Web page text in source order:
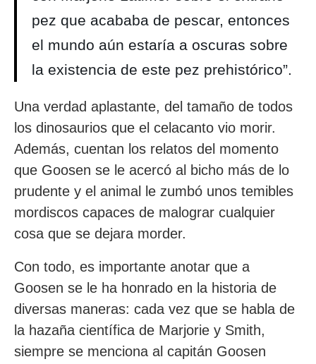
pez que acababa de pescar, entonces
el mundo aún estaría a oscuras sobre
la existencia de este pez prehistórico”.
Una verdad aplastante, del tamaño de todos
los dinosaurios que el celacanto vio morir.
Además, cuentan los relatos del momento
que Goosen se le acercó al bicho más de lo
prudente y el animal le zumbó unos temibles
mordiscos capaces de malograr cualquier
cosa que se dejara morder.
Con todo, es importante anotar que a
Goosen se le ha honrado en la historia de
diversas maneras: cada vez que se habla de
la hazaña científica de Marjorie y Smith,
siempre se menciona al capitán Goosen